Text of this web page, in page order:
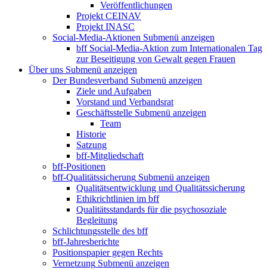
Veröffentlichungen
Projekt CEINAV
Projekt INASC
Social-Media-Aktionen Submenü anzeigen
bff Social-Media-Aktion zum Internationalen Tag
zur Beseitigung von Gewalt gegen Frauen
Über uns Submenü anzeigen
Der Bundesverband Submenü anzeigen
Ziele und Aufgaben
Vorstand und Verbandsrat
Geschäftsstelle Submenü anzeigen
Team
Historie
Satzung
bff-Mitgliedschaft
bff-Positionen
bff-Qualitätssicherung Submenü anzeigen
Qualitätsentwicklung und Qualitätssicherung
Ethikrichtlinien im bff
Qualitätsstandards für die psychosoziale
Begleitung
Schlichtungsstelle des bff
bff-Jahresberichte
Positionspapier gegen Rechts
Vernetzung Submenü anzeigen